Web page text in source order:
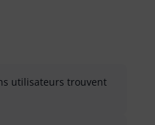
utilisateurs trouvent